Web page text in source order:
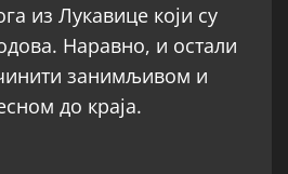
из Лукавице који су
Наравно, и остали
занимљивом и
до краја.